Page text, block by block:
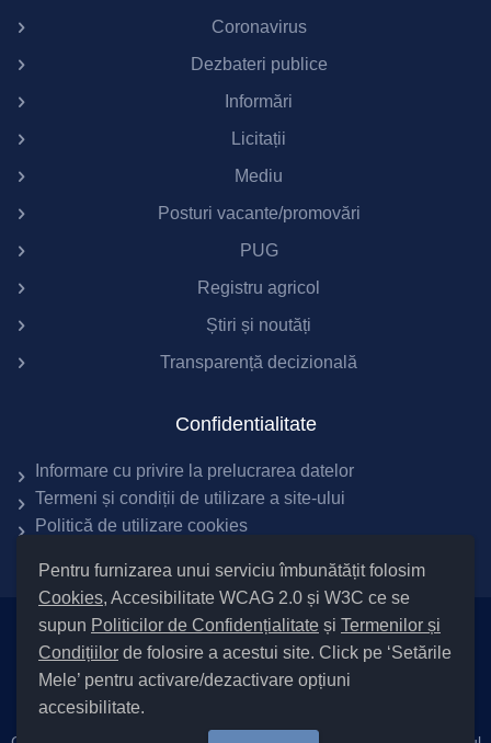
Pentru furnizarea unui serviciu îmbunătățit folosim
Cookies, Accesibilitate WCAG 2.0 și W3C ce se
supun Politicilor de Confidențialitate și Termenilor și
Condițiilor de folosire a acestui site. Click pe ‘Setările
Mele’ pentru activare/dezactivare opțiuni
accesibilitate.
Coronavirus
Dezbateri publice
Informări
Licitații
Mediu
Posturi vacante/promovări
PUG
Registru agricol
Știri și noutăți
Transparență decizională
Confidentialitate
Informare cu privire la prelucrarea datelor
Termeni și condiții de utilizare a site-ului
Politică de utilizare cookies
Setări Cookies și Accesibilitate
Informare cu privire la prelucrarea datelor|
Politică de utilizare
| Termeni și condiții de utilizare a site-ului